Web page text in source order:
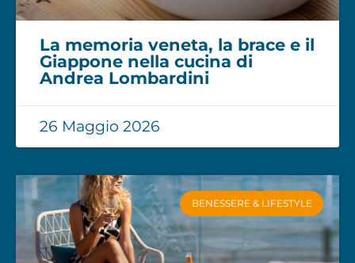
La memoria veneta, la brace e il
Giappone nella cucina di
Andrea Lombardini
26 Maggio 2026
BENESSERE & LIFESTYLE